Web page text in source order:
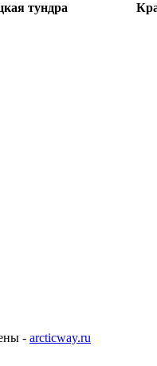
тундра
- arcticway.ru